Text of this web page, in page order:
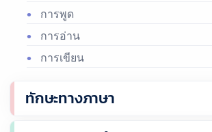
การพูด
การอ่าน
การเขียน
ทักษะทางภาษา